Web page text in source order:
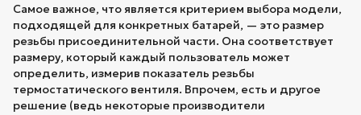
Самое важное, что является критерием выбора модели,
подходящей для конкретных батарей, — это размер
резьбы присоединительной части. Она соответствует
размеру, который каждый пользователь может
определить, измерив показатель резьбы
термостатического вентиля. Впрочем, есть и другое
решение (ведь некоторые производители